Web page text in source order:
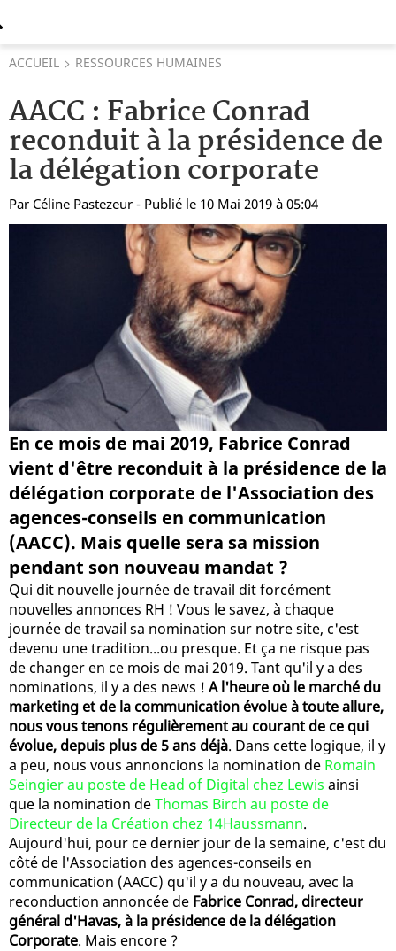
ACCUEIL RESSOURCES HUMAINES
AACC : Fabrice Conrad
reconduit à la présidence de
la délégation corporate
Par Céline Pastezeur - Publié le 10 Mai 2019 à 05:04
En ce mois de mai 2019, Fabrice Conrad
vient d'être reconduit à la présidence de la
délégation corporate de l'Association des
agences-conseils en communication
(AACC). Mais quelle sera sa mission
pendant son nouveau mandat ?
Qui dit nouvelle journée de travail dit forcément
nouvelles annonces RH ! Vous le savez, à chaque
journée de travail sa nomination sur notre site, c'est
devenu une tradition...ou presque. Et ça ne risque pas
de changer en ce mois de mai 2019. Tant qu'il y a des
nominations, il y a des news ! A l'heure où le marché du
marketing et de la communication évolue à toute allure,
nous vous tenons régulièrement au courant de ce qui
évolue, depuis plus de 5 ans déjà. Dans cette logique, il y
a peu, nous vous annoncions la nomination de Romain
Seingier au poste de Head of Digital chez Lewis ainsi
que la nomination deThomas Birch au poste de
Directeur de la Création chez 14Haussmann.
Aujourd'hui, pour ce dernier jour de la semaine, c'est du
côté de l'Association des agences-conseils en
communication (AACC) qu'il y a du nouveau, avec la
reconduction annoncée de Fabrice Conrad, directeur
général d'Havas, à la présidence de la délégation
Corporate. Mais encore ?